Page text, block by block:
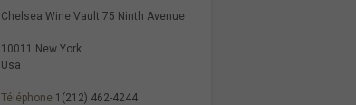
Chelsea Wine Vault 75 Ninth Avenue
10011 New York
Usa
Téléphone 1(212) 462-4244